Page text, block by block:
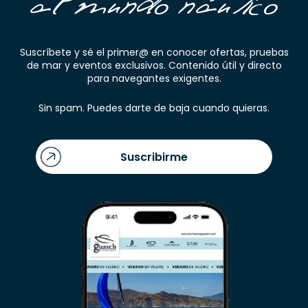
al mundo náutico
Suscríbete y sé el primer@ en conocer ofertas, pruebas
de mar y eventos exclusivos. Contenido útil y directo
para navegantes exigentes.
Sin spam. Puedes darte de baja cuando quieras.
Suscribirme